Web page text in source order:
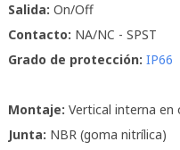
Salida: On/Off
Contacto: NA/NC - SPST
Grado de protección: IP66
Montaje: Vertical interna
Junta: NBR (goma nitrílica)